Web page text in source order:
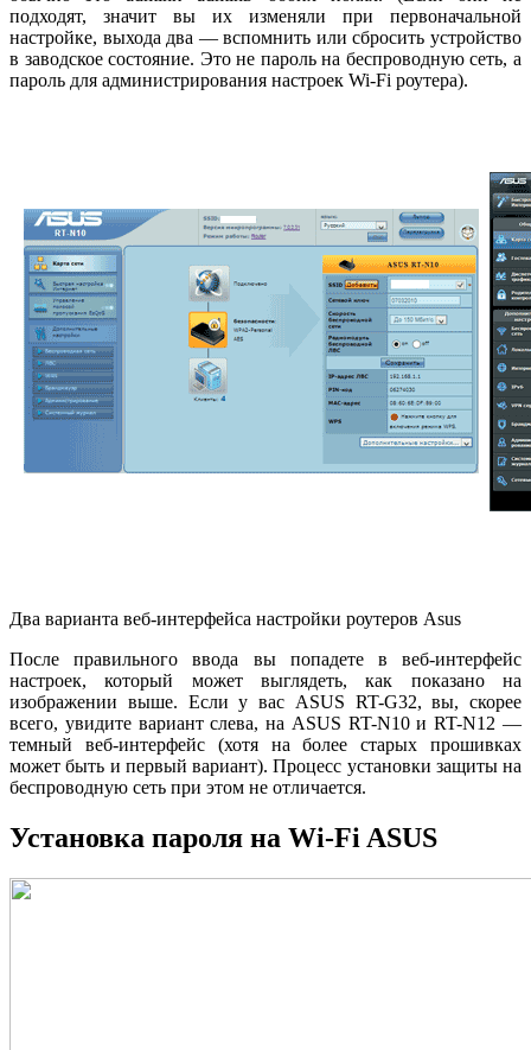
подходят, значит вы их изменяли при первоначальной
настройке, выхода два — вспомнить или сбросить устройство
в заводское состояние. Это не пароль на беспроводную сеть, а
пароль для администрирования настроек Wi-Fi роутера).
Два варианта веб-интерфейса настройки роутеров Asus
После правильного ввода вы попадете в веб-интерфейс
настроек, который может выглядеть, как показано на
изображении выше. Если у вас ASUS RT-G32, вы, скорее
всего, увидите вариант слева, на ASUS RT-N10 и RT-N12 —
темный веб-интерфейс (хотя на более старых прошивках
может быть и первый вариант). Процесс установки защиты на
беспроводную сеть при этом не отличается.
Установка пароля на Wi-Fi ASUS